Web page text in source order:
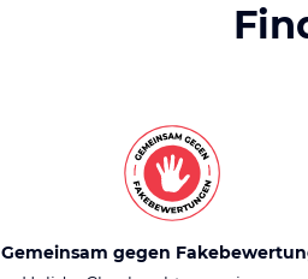
Gemeinsam gegen